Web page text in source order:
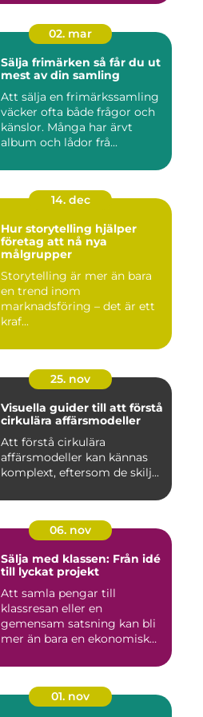
02. mar
Sälja frimärken så får du ut
mest av din samling
Att sälja en frimärkssamling
väcker ofta både frågor och
känslor. Många har ärvt
album och lådor frå...
14. dec
Hur storytelling hjälper
företag att nå nya
målgrupper
Storytelling är mer än bara
en trend inom
marknadsföring – det är ett
kraf...
25. nov
Visuella guider till att förstå
cirkulära affärsmodeller
Att förstå cirkulära
affärsmodeller kan kännas
komplext, eftersom de skilj...
06. nov
Sälja med klassen: Från idé
till lyckat projekt
Att samla pengar till
klassresan eller en
gemensam satsning kan bli
mer än bara en ekonomisk
01. nov